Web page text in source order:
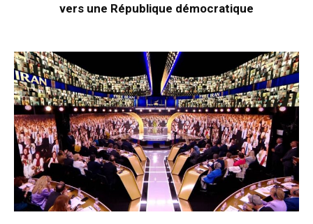
vers une République démocratique